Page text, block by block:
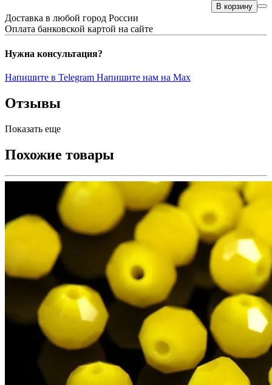
В корзину
Доставка в любой город России
Оплата банковской картой на сайте
Нужна консультация?
Напишите в Telegram Напишите нам на Max
Отзывы
Показать еще
Похожие товары